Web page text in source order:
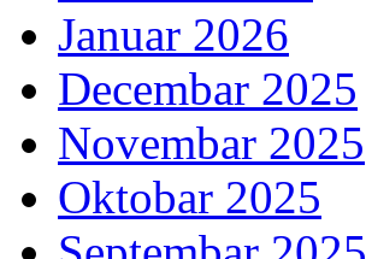
Januar 2026
Decembar 2025
Novembar 2025
Oktobar 2025